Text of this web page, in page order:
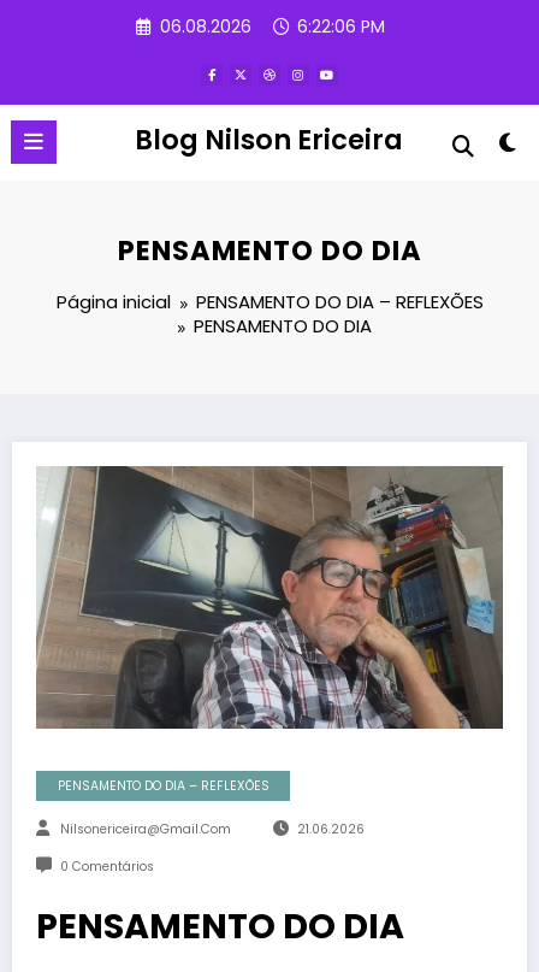
06.08.2026 6:22:07 PM
Blog Nilson Ericeira
PENSAMENTO DO DIA
Página inicial
PENSAMENTO DO DIA – REFLEXÕES
PENSAMENTO DO DIA
PENSAMENTO DO DIA – REFLEXÕES
Nilsonericeira@gmail.com 21.06.2026
0 Comentários
PENSAMENTO DO DIA